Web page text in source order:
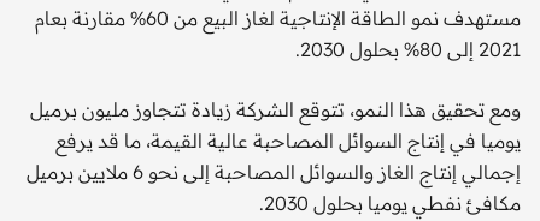
مستهدف نمو الطاقة الإنتاجية لغاز البيع من 60% مقارنة بعام
2021 إلى 80% بحلول 2030.
ومع تحقيق هذا النمو، تتوقع الشركة زيادة تتجاوز مليون برميل
يوميا في إنتاج السوائل المصاحبة عالية القيمة، ما قد يرفع
إجمالي إنتاج الغاز والسوائل المصاحبة إلى نحو 6 ملايين برميل
مكافئ نفطي يوميا بحلول 2030.